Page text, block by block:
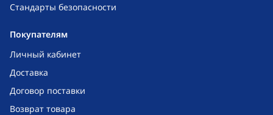
Стандарты безопасности
Покупателям
Личный кабинет
Доставка
Договор поставки
Возврат товара